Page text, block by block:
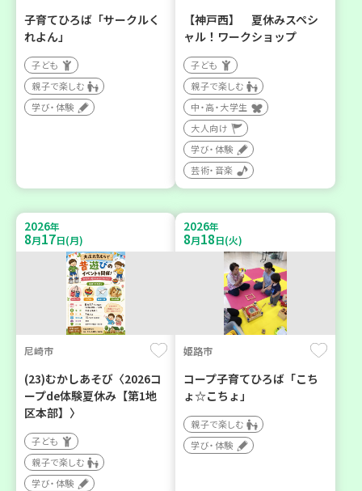
子育てひろば「サークルく
れよん」
子ども
親子で楽しむ
学び・体験
【神戸西】 夏休みスペシ
ャル！ワークショップ
子ども
親子で楽しむ
中・高・大学生
大人向け
学び・体験
芸術・音楽
2026年
8月17日(月)
尼崎市
(23)むかしあそび〈2026コ
ープde体験夏休み【第1地
区本部】〉
子ども
親子で楽しむ
学び・体験
2026年
8月18日(火)
姫路市
コープ子育てひろば「こち
ょ☆こちょ」
親子で楽しむ
学び・体験